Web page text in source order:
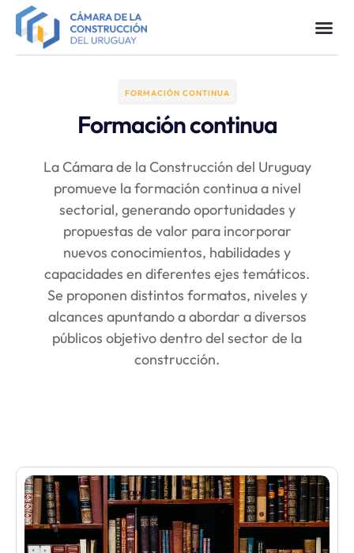
FORMACIÓN CONTINUA
Formación continua
La Cámara de la Construcción del Uruguay
promueve la formación continua a nivel
sectorial, generando oportunidades y
propuestas de valor para incorporar
nuevos conocimientos, habilidades y
capacidades en diferentes ejes temáticos.
Se proponen distintos formatos, niveles y
alcances apuntando a abordar a diversos
públicos objetivo dentro del sector de la
construcción.